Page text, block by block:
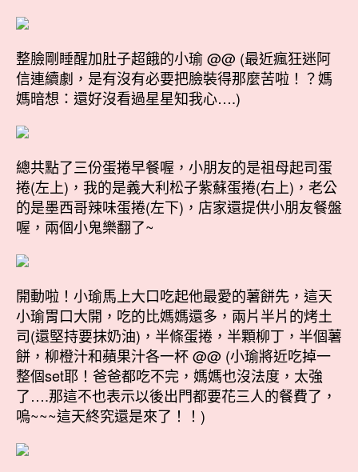
整臉剛睡醒加肚子超餓的小瑜 @@ (最近瘋狂迷阿
信連續劇，是有沒有必要把臉裝得那麼苦啦！？媽
媽暗想：還好沒看過星星知我心….)
總共點了三份蛋捲早餐喔，小朋友的是祖母起司蛋
捲(左上)，我的是義大利松子紫蘇蛋捲(右上)，老公
的是墨西哥辣味蛋捲(左下)，店家還提供小朋友餐盤
喔，兩個小鬼樂翻了~
開動啦！小瑜馬上大口吃起他最愛的薯餅先，這天
小瑜胃口大開，吃的比媽媽還多，兩片半片的烤土
司(還堅持要抹奶油)，半條蛋捲，半顆柳丁，半個薯
餅，柳橙汁和蘋果汁各一杯 @@ (小瑜將近吃掉一
整個set耶！爸爸都吃不完，媽媽也沒法度，太強
了….那這不也表示以後出門都要花三人的餐費了，
嗚~~~這天終究還是來了！！)